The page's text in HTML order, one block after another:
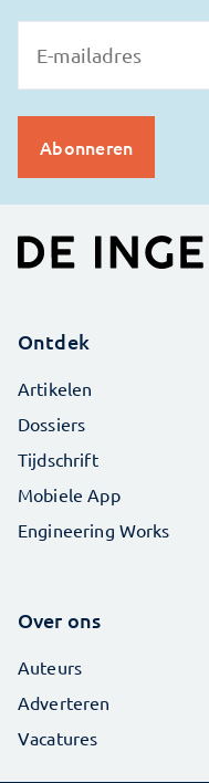
Ontdek
Artikelen
Dossiers
Tijdschrift
Mobiele App
Engineering Works
Over ons
Auteurs
Adverteren
Vacatures